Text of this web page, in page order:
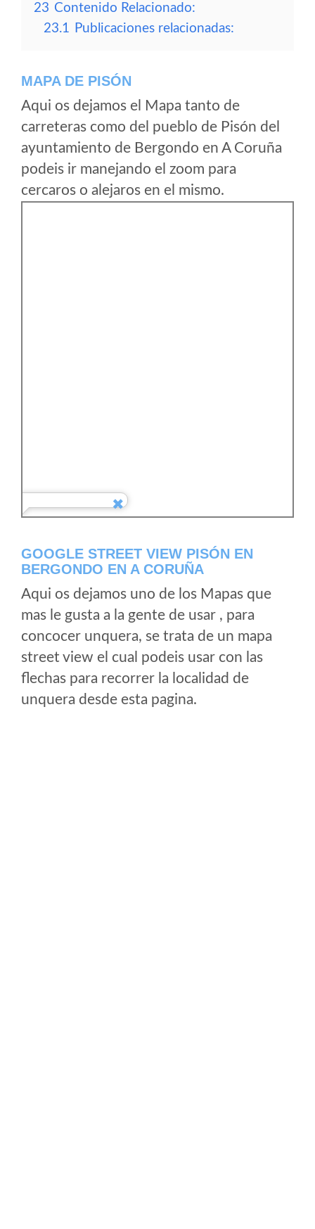
23 Contenido Relacionado:
23.1 Publicaciones relacionadas:
MAPA DE PISÓN
Aqui os dejamos el Mapa tanto de
carreteras como del pueblo de Pisón del
ayuntamiento de Bergondo en A Coruña
podeis ir manejando el zoom para
cercaros o alejaros en el mismo.
GOOGLE STREET VIEW PISÓN EN
BERGONDO EN A CORUÑA
Aqui os dejamos uno de los Mapas que
mas le gusta a la gente de usar , para
concocer unquera, se trata de un mapa
street view el cual podeis usar con las
flechas para recorrer la localidad de
unquera desde esta pagina.